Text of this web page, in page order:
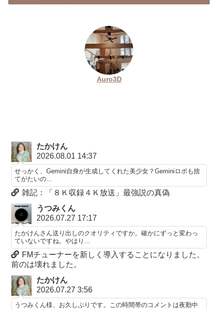
Auro3D
たかけん
2026.08.01 14:37
せっかく、Gemini自身が生成してくれた美少女？Geminiロボも捨
てがたいの...
雑記：「８Ｋ収録４Ｋ放送」最強説の真偽
うつみくん
2026.07.27 17:17
たかけんさん送り出しのクオリティですか。確かにずっと変わっ
ていないですね。やはり...
FMチューナーを新しく導入することになりました。
前のは壊れました。
たかけん
2026.07.27 3:56
うつみくん様、お久しぶりです。この時間帯のコメントは夜勤中